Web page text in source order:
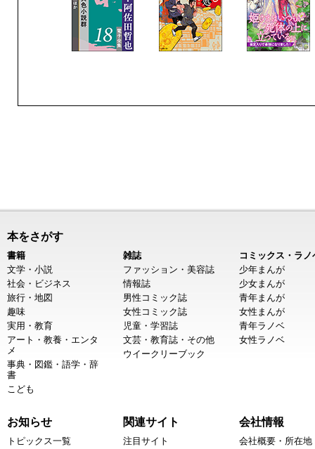
本をさがす
書籍
文学・小説
社会・ビジネス
旅行・地図
趣味
実用・教育
アート・教養・エンタ
メ
事典・図鑑・語学・辞
書
こども
雑誌
ファッション・美容誌
情報誌
男性コミック誌
女性コミック誌
児童・学習誌
文芸・教育誌・その他
ウイークリーブック
コミックス・ラノ
少年まんが
少女まんが
青年まんが
女性まんが
青年ラノベ
女性ラノベ
お知らせ
トピックス一覧
関連サイト
注目サイト
会社情報
会社概要・所在地